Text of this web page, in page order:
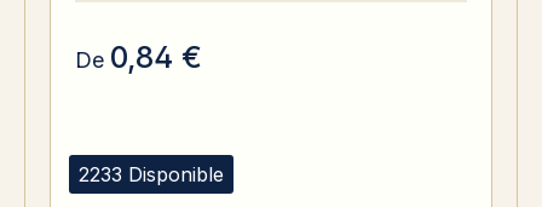
2233 Disponible
De 0,84 €